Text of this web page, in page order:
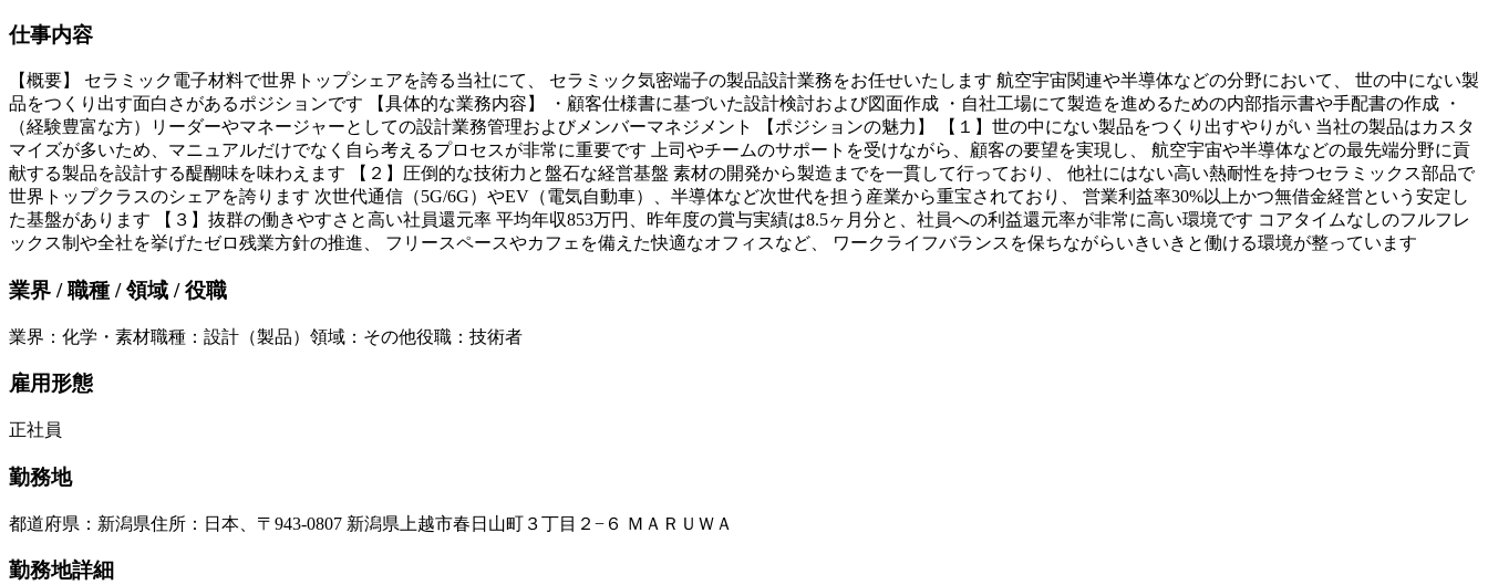
仕事内容
【概要】 セラミック電子材料で世界トップシェアを誇る当社にて、 セラミック気密端子の製品設計業務をお任せいたします 航空宇宙関連や半導体などの分野において、 世の中にない製
品をつくり出す面白さがあるポジションです 【具体的な業務内容】 ・顧客仕様書に基づいた設計検討および図面作成 ・自社工場にて製造を進めるための内部指示書や手配書の作成 ・
（経験豊富な方）リーダーやマネージャーとしての設計業務管理およびメンバーマネジメント 【ポジションの魅力】 【１】世の中にない製品をつくり出すやりがい 当社の製品はカスタ
マイズが多いため、マニュアルだけでなく自ら考えるプロセスが非常に重要です 上司やチームのサポートを受けながら、顧客の要望を実現し、 航空宇宙や半導体などの最先端分野に貢
献する製品を設計する醍醐味を味わえます 【２】圧倒的な技術力と盤石な経営基盤 素材の開発から製造までを一貫して行っており、 他社にはない高い熱耐性を持つセラミックス部品で
世界トップクラスのシェアを誇ります 次世代通信（5G/6G）やEV（電気自動車）、半導体など次世代を担う産業から重宝されており、 営業利益率30%以上かつ無借金経営という安定し
た基盤があります 【３】抜群の働きやすさと高い社員還元率 平均年収853万円、昨年度の賞与実績は8.5ヶ月分と、社員への利益還元率が非常に高い環境です コアタイムなしのフルフレ
ックス制や全社を挙げたゼロ残業方針の推進、 フリースペースやカフェを備えた快適なオフィスなど、 ワークライフバランスを保ちながらいきいきと働ける環境が整っています
業界 / 職種 / 領域 / 役職
業界 ： 化学・素材職種 ： 設計（製品） 領域 ： その他役職 ： 技術者
雇用形態
正社員
勤務地
都道府県 ： 新潟県住所 ： 日本、〒943-0807 新潟県上越市春日山町３丁目２−６ ＭＡＲＵＷＡ
勤務地詳細